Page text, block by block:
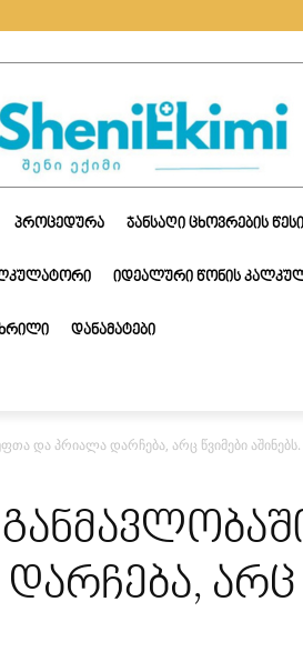
ᲞᲠᲝᲪᲔᲓᲣᲠᲐ ᲯᲐᲜᲡᲐᲦᲘ ᲪᲮᲝᲕᲠᲔᲑᲘᲡ ᲬᲔᲡᲘ
ᲘᲓᲔᲐᲚᲣᲠᲘ ᲬᲝᲜᲘᲡ
ᲓᲐᲜᲐᲛᲐᲢᲔᲑᲘ
და პრიალა დარჩება, არც წვიმები აშინებს.
არც